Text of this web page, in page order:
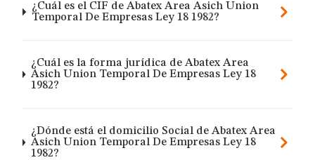
¿Cuál es el CIF de Abatex Area Asich Union
Temporal De Empresas Ley 18 1982?
¿Cuál es la forma jurídica de Abatex Area
Asich Union Temporal De Empresas Ley 18
1982?
¿Dónde está el domicilio Social de Abatex Area
Asich Union Temporal De Empresas Ley 18
1982?